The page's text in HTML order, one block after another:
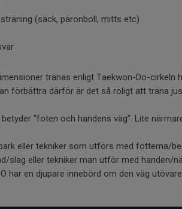
(säck, päronboll, mitts etc)
tränas enligt Taekwon-Do-cirkeln
förbättra därför är det så roligt att träna
“foten och handens väg”. Lite
eller tekniker som utförs med fötterna/
slag eller tekniker man utför med handen/
har en djupare innebörd om den väg